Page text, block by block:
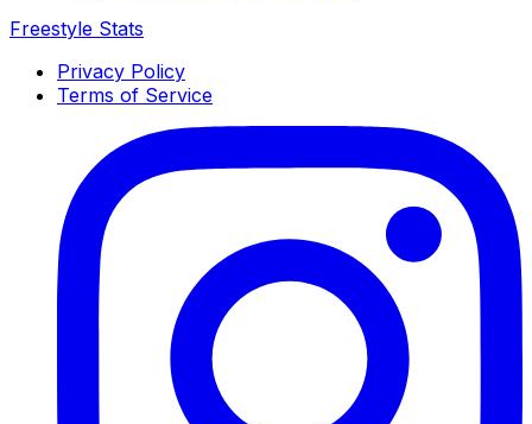
Freestyle Stats
Privacy Policy
Terms of Service